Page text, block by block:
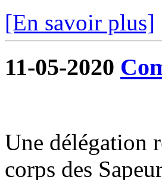
[En savoir plus]
11-05-2020
Une délégation
corps des